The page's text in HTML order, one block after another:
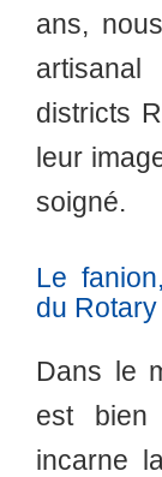
ans,
districts
leur
soigné.
Le
du Rotary
Dans le
est bien
incarne